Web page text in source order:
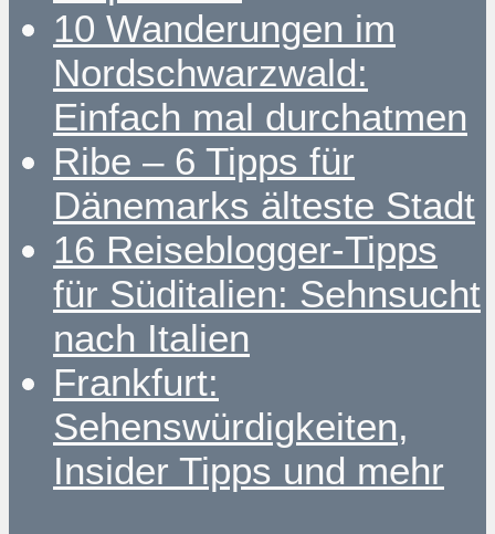
10 Wanderungen im
Nordschwarzwald:
Einfach mal durchatmen
Ribe – 6 Tipps für
Dänemarks älteste Stadt
16 Reiseblogger-Tipps
für Süditalien: Sehnsucht
nach Italien
Frankfurt:
Sehenswürdigkeiten,
Insider Tipps und mehr